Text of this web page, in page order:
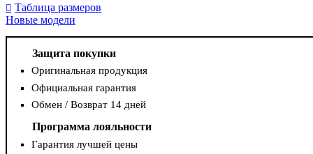
Таблица размеров
Новые модели
Защита покупки
Оригинальная продукция
Официальная гарантия
Обмен / Возврат 14 дней
Программа лояльности
Гарантия лучшей цены